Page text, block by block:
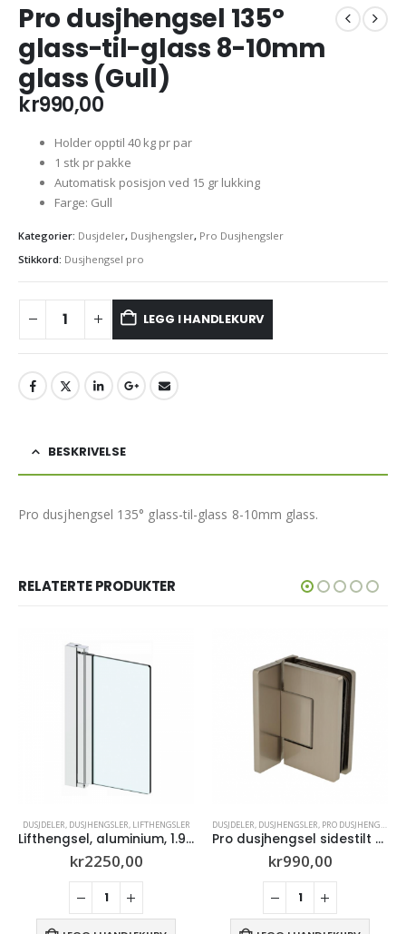
Pro dusjhengsel 135°
glass-til-glass 8-10mm
glass (Gull)
kr990,00
Holder opptil 40 kg pr par
1 stk pr pakke
Automatisk posisjon ved 15 gr lukking
Farge: Gull
Kategorier: Dusjdeler, Dusjhengsler, Pro Dusjhengsler
Stikkord: Dusjhengsel pro
LEGG I HANDLEKURV
BESKRIVELSE
Pro dusjhengsel 135° glass-til-glass 8-10mm glass.
RELATERTE PRODUKTER
LIFTHENGSLER
Lifthengsel, aluminium, 1.9 m – firkantet form
DUSJDELER,DUSJHENGSLER,PRO DUSJHENGSLER
Pro dusjhengsel sidestilt 8-10mm glass (Børstet stål)
kr
DUSJDELER,DUSJHENGSLER,PRO
kr